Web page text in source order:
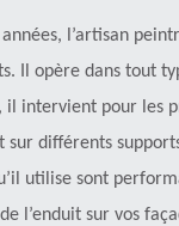
l’artisan
Il opère dans tout
il intervient pour les
différents
utilise sont
l’enduit sur vos